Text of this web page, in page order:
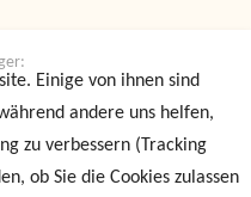
Einige von ihnen sind
andere uns helfen,
zu verbessern (Tracking
ob Sie die Cookies zulassen